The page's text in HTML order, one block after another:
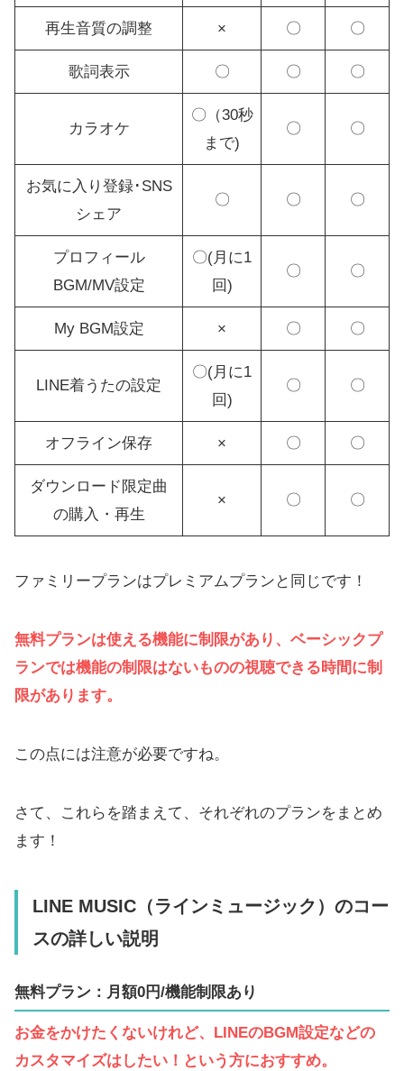
再生音質の調整 × 〇 〇
歌詞表示 〇 〇 〇
カラオケ
〇（30秒
まで)
〇 〇
お気に入り登録･SNS
シェア
〇 〇 〇
プロフィール
BGM/MV設定
〇(月に1
回)
〇 〇
My BGM設定 × 〇 〇
LINE着うたの設定
〇(月に1
回)
〇 〇
オフライン保存 × 〇 〇
ダウンロード限定曲
の購入・再生
× 〇 〇
ファミリープランはプレミアムプランと同じです！
無料プランは使える機能に制限があり、ベーシックプ
ランでは機能の制限はないものの視聴できる時間に制
限があります。
この点には注意が必要ですね。
さて、これらを踏まえて、それぞれのプランをまとめ
ます！
LINE MUSIC（ラインミュージック）のコー
スの詳しい説明
無料プラン：月額0円/機能制限あり
お金をかけたくないけれど、LINEのBGM設定などの
カスタマイズはしたい！という方におすすめ。